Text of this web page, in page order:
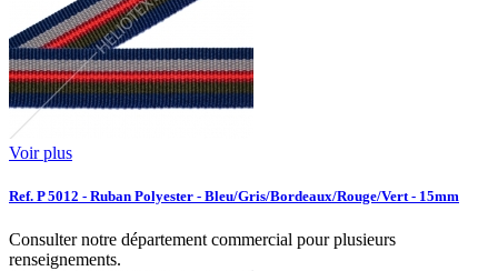
Voir plus
Ref. P 5012 - Ruban Polyester - Bleu/Gris/Bordeaux/Rouge/Vert - 15mm
Consulter notre département commercial pour plusieurs
renseignements.